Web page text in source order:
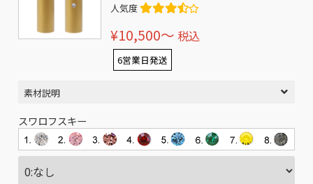
人気度
¥10,500〜 税込
6営業日発送
素材説明
スワロフスキー